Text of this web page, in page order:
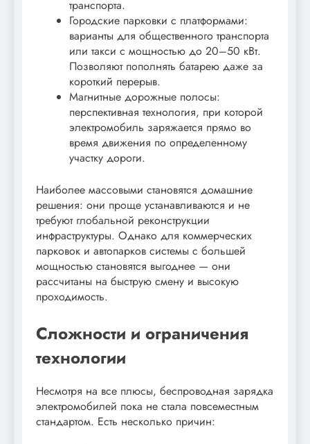
транспорта.
Городские парковки с платформами:
варианты для общественного транспорта
или такси с мощностью до 20–50 кВт.
Позволяют пополнять батарею даже за
короткий перерыв.
Магнитные дорожные полосы:
перспективная технология, при которой
электромобиль заряжается прямо во
время движения по определенному
участку дороги.
Наиболее массовыми становятся домашние
решения: они проще устанавливаются и не
требуют глобальной реконструкции
инфраструктуры. Однако для коммерческих
парковок и автопарков системы с большей
мощностью становятся выгоднее — они
рассчитаны на быструю смену и высокую
проходимость.
Сложности и ограничения
технологии
Несмотря на все плюсы, беспроводная зарядка
электромобилей пока не стала повсеместным
стандартом. Есть несколько причин: